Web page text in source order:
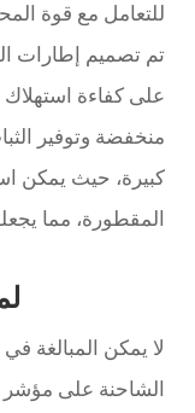
للتعامل مع قوة
تم تصميم إطارات
على كفاءة
منخفضة وتوفير
كبيرة، حيث يمكن
المقطورة، مما
لا يمكن المبالغة
الشاحنة على